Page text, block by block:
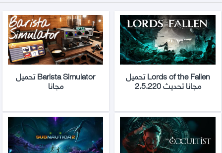
Lords of the Fallen تحميل
مجانا تحديث 2.5.220
Barista Simulator تحميل
مجانا